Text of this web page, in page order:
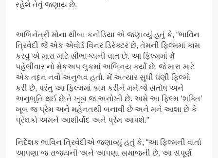
રહેશે તેવું જણાય છે.
અભિનેત્રી મોના થીબા કનોડિયા એ જણાવ્યું હતું કે, “ભાવિન
ત્રિવેદી જે એક એવોર્ડ વિનર ડિરેક્ટર છે, તેમની ફિલ્મમાં કામ
કરવું એ મારા માટે સૌભાગ્યની વાત છે. આ ફિલ્મમાં મેં
પહેલીવાર નો મેકઅપ લુકમાં અભિનય કર્યો છે, જે મારા માટે
એક તદ્દન નવો અનુભવ હતો. મેં અત્યાર સુધી ઘણી ફિલ્મો
કરી છે, પરંતુ આ ફિલ્મમાં કામ કરીને મને જે સંતોષ અને
અનુભૂતિ થઈ છે તે ખૂબ જ અનોખી છે. અમે આ ફિલ્મ ‘શક્તિ’
ખૂબ જ પ્રેમ અને મહેનતથી બનાવી છે અને મને આશા છે કે
પ્રેક્ષકો અમને આશીર્વાદ અને પ્રેમ આપશે.”
નિર્દેશક ભાવિન ત્રિવેદીએ જણાવ્યું હતું કે, “આ ફિલ્મની વાર્તા
આપણા જ રાજ્યની અને આપણા સમાજની છે. આ સંપૂર્ણ